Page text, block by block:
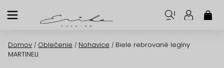
na
Domov / Oblečenie / Nohavice / Biele rebrované legíny
MARTINELI